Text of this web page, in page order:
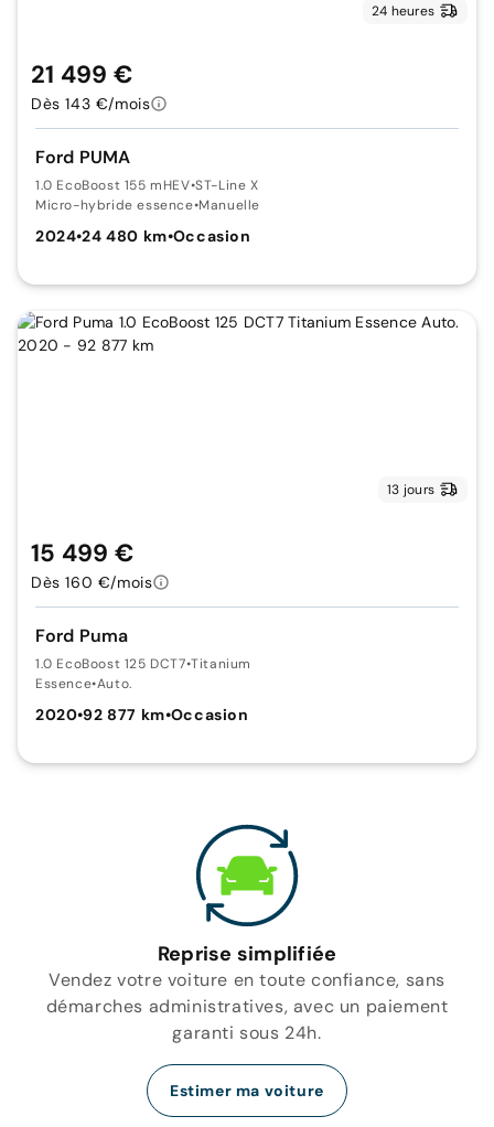
24 heures
Ford PUMA
1.0 EcoBoost 155 mHEV•ST-Line X
Micro-hybride essence•Manuelle
2024•24 480 km•Occasion
21 499 €
Dès 143 €/mois
13 jours
Ford Puma
1.0 EcoBoost 125 DCT7•Titanium
Essence•Auto.
2020•92 877 km•Occasion
15 499 €
Dès 160 €/mois
Reprise simplifiée
Vendez votre voiture en toute confiance, sans
démarches administratives, avec un paiement
garanti sous 24h.
Estimer ma voiture